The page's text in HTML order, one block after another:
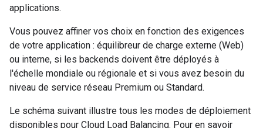
applications.
Vous pouvez affiner vos choix en fonction des exigences
de votre application : équilibreur de charge externe (Web)
ou interne, si les backends doivent être déployés à
l'échelle mondiale ou régionale et si vous avez besoin du
niveau de service réseau Premium ou Standard.
Le schéma suivant illustre tous les modes de déploiement
disponibles pour Cloud Load Balancing. Pour en savoir